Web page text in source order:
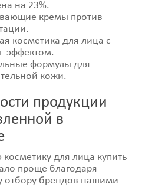
на 23%.
кремы против
косметика для лица с
эффектом.
формулы для
кожи.
продукции
в
косметику для лица купить
проще благодаря
отбору брендов нашими